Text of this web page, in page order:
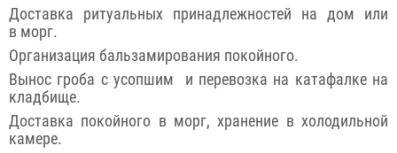
Доставка ритуальных принадлежностей на дом или
в морг.
Организация бальзамирования покойного.
Вынос гроба с усопшим и перевозка на катафалке на
кладбище.
Доставка покойного в морг, хранение в холодильной
камере.